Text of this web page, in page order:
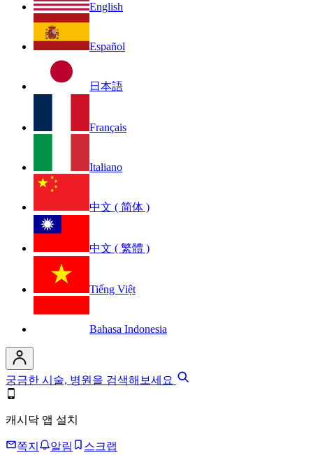
English
Español
日本語
Français
Italiano
中文 ( 简体 )
中文 ( 繁體 )
Tiếng Việt
Bahasa Indonesia
궁금한 시술, 병원을 검색해보세요
캐시닥 앱 설치
쪽지 알림
스크랩